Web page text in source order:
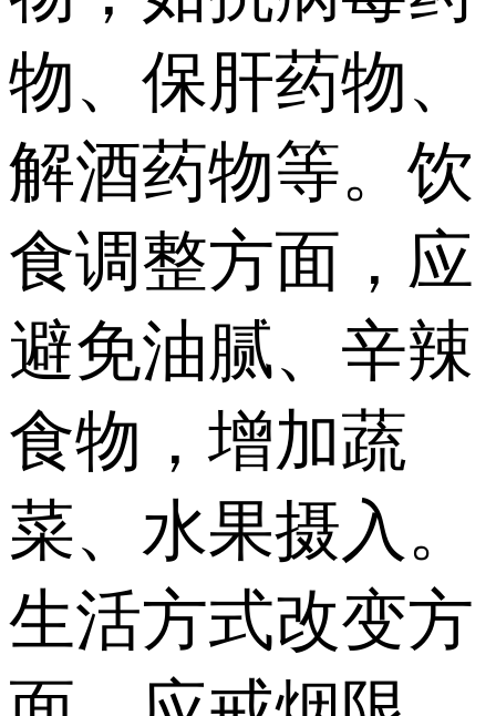
物、保肝药物、
解酒药物等。饮
食调整方面，应
避免油腻、辛辣
食物，增加蔬
菜、水果摄入。
生活方式改变方